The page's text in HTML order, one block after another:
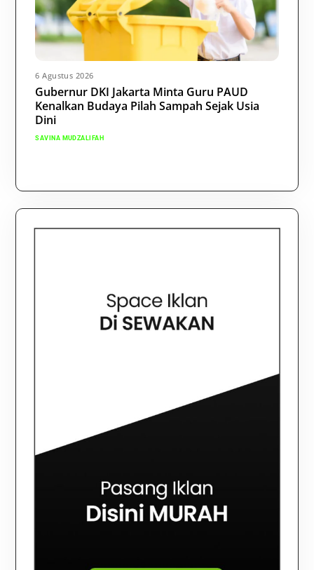
6 Agustus 2026
Gubernur DKI Jakarta Minta Guru PAUD
Kenalkan Budaya Pilah Sampah Sejak Usia
Dini
SAVINA MUDZALIFAH